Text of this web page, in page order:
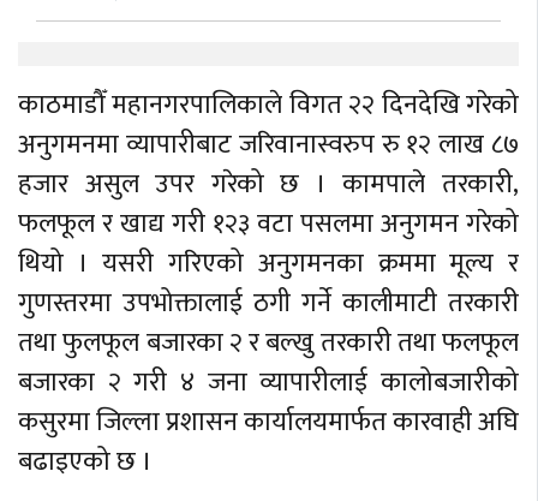
काठमाडौँ महानगरपालिकाले विगत २२ दिनदेखि गरेको
अनुगमनमा व्यापारीबाट जरिवानास्वरुप रु १२ लाख ८७
हजार असुल उपर गरेको छ । कामपाले तरकारी,
फलफूल र खाद्य गरी १२३ वटा पसलमा अनुगमन गरेको
थियो । यसरी गरिएको अनुगमनका क्रममा मूल्य र
गुणस्तरमा उपभोक्तालाई ठगी गर्ने कालीमाटी तरकारी
तथा फुलफूल बजारका २ र बल्खु तरकारी तथा फलफूल
बजारका २ गरी ४ जना व्यापारीलाई कालोबजारीको
कसुरमा जिल्ला प्रशासन कार्यालयमार्फत कारवाही अघि
बढाइएको छ ।